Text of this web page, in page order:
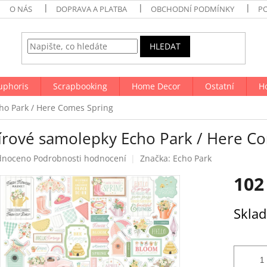
O NÁS DOPRAVA A PLATBA OBCHODNÍ PODMÍNKY
HLEDAT
Scrapbooking Home Decor Ostatní
Park / Here Comes Spring
samolepky Echo Park / Here
Podrobnosti hodnocení Značka: Echo Park
cena: